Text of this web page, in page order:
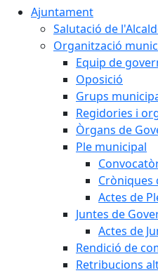
Ajuntament
Salutació de
Organització
Equip de
Oposició
Grups
Regidories i
Òrgans de
Ple municipal
Cròniques
Actes de
Juntes de
Actes de
Rendició de
Retribucions